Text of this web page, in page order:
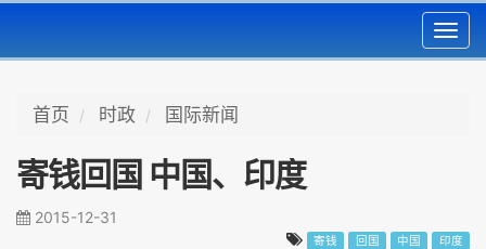
首页 时政 国际新闻
寄钱回国 中国、印度
2015-12-31
寄钱 回国 中国 印度